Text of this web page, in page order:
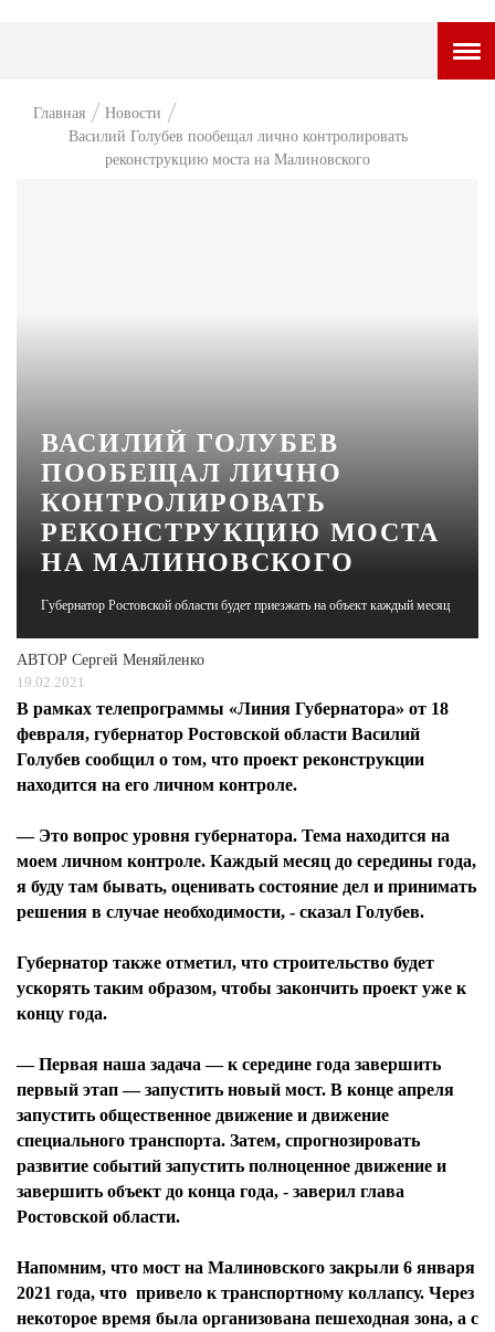
НОВОСТИ
КУЛЬТ ЕДЫ
АФИША
ЖУРНАЛ
Главная
Новости
Василий Голубев пообещал лично контролировать
реконструкцию моста на Малиновского
ВАСИЛИЙ ГОЛУБЕВ
ПООБЕЩАЛ ЛИЧНО
КОНТРОЛИРОВАТЬ
РЕКОНСТРУКЦИЮ МОСТА
НА МАЛИНОВСКОГО
Губернатор Ростовской области будет приезжать на объект каждый месяц
АВТОР Сергей Меняйленко
19.02.2021
В рамках телепрограммы «Линия Губернатора» от 18
февраля, губернатор Ростовской области Василий
Голубев сообщил о том, что проект реконструкции
находится на его личном контроле.
— Это вопрос уровня губернатора. Тема находится на
моем личном контроле. Каждый месяц до середины года,
я буду там бывать, оценивать состояние дел и принимать
решения в случае необходимости, - сказал Голубев.
Губернатор также отметил, что строительство будет
ускорять таким образом, чтобы закончить проект уже к
концу года.
— Первая наша задача — к середине года завершить
первый этап — запустить новый мост. В конце апреля
запустить общественное движение и движение
специального транспорта. Затем, спрогнозировать
развитие событий запустить полноценное движение и
завершить объект до конца года, - заверил глава
Ростовской области.
Напомним, что мост на Малиновского закрыли 6 января
2021 года, что привело к транспортному коллапсу. Через
некоторое время была организована пешеходная зона, а с